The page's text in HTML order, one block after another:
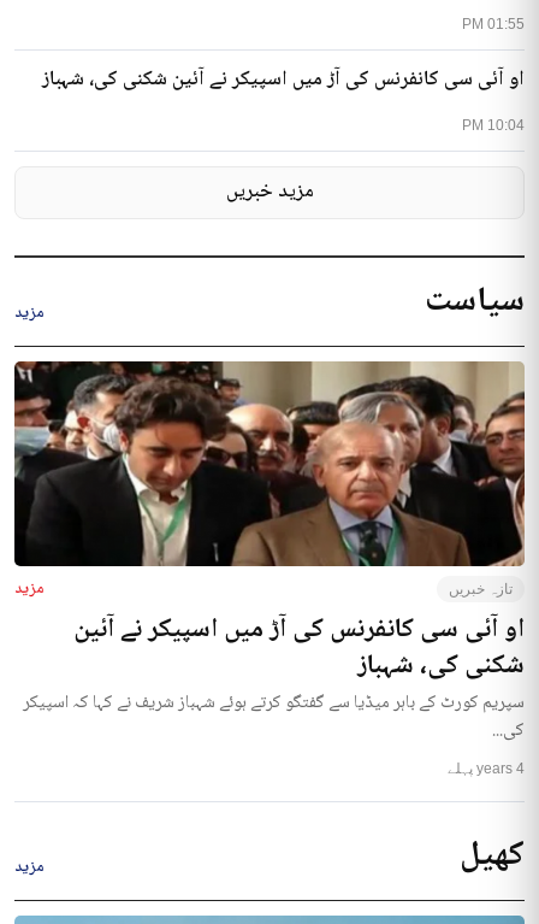
01:55 PM
10:04 PM
او آئی سی کانفرنس کی آڑ میں اسپیکر نے آئین شکنی کی، شہباز
مزید خبریں
سیاست مزید
تازہ خبریں مزید
او آئی سی کانفرنس کی آڑ میں اسپیکر نے آئین
شکنی کی، شہباز
سپریم کورٹ کے باہر میڈیا سے گفتگو کرتے ہوئے شہباز شریف نے کہا کہ اسپیکر
کی...
4 years پہلے
کھیل مزید